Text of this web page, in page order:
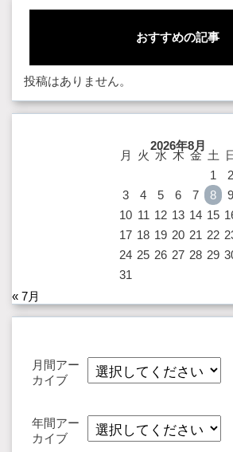
おすすめの記事
投稿はありません。
2026年8月
月 火 水 木 金 土
1
2
3
4 5 6 7 8
9
10 11 12 13 14 15
17 18 19 20 21 22
24 25 26 27 28 29
31
« 7月
月間アー
カイブ
年間アー
カイブ